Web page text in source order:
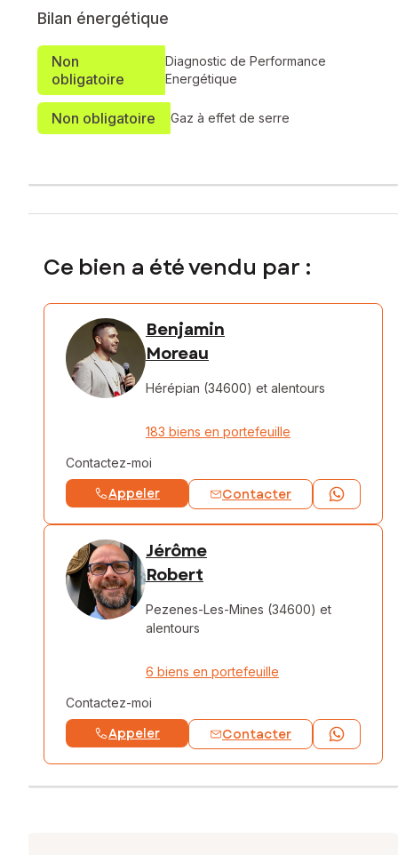
Bilan énergétique
Non
obligatoire
Diagnostic de Performance
Energétique
Non obligatoire Gaz à effet de serre
Ce bien a été vendu par :
Benjamin
Moreau
Hérépian (34600) et alentours
183 biens en portefeuille
Contactez-moi
Appeler Contacter
Jérôme
Robert
Pezenes-Les-Mines (34600) et
alentours
6 biens en portefeuille
Contactez-moi
Appeler Contacter